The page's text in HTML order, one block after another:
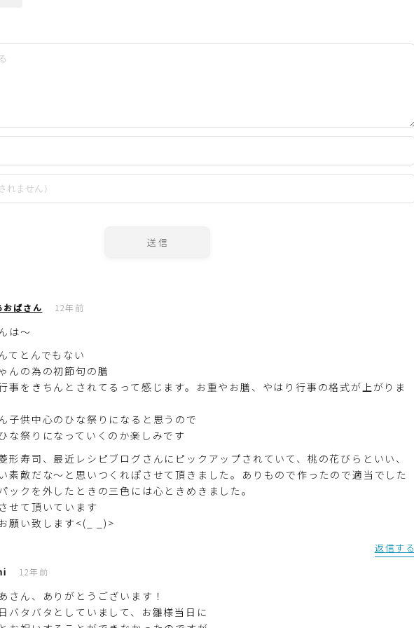
おばさん 12年前
は～
てとんでもない
んの為の初節句の膳
事をきちんとされてるって感じます。お重やお膳、やはり行事の格式が上がりま
子供中心のひな祭りになると思うので
な祭りになっていくのか楽しみです
形寿司、最近レシピブログさんにピックアップされていて、桃の花びらといい、
素敵だな～と思いつくれぽさせて頂きました。ありもので作ったので適当でした
ックを外したときの三色には心ときめきました。
せて頂いています
願い致します<(_ _)>
返信する
12年前
さん、ありがとうございます！
バタバタとしていまして、お雛様当日に